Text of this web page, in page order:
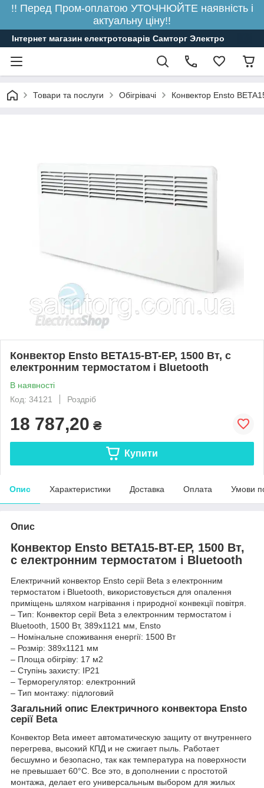
!! Перед Пром-оплатою УТОЧНЮЙТЕ наявність і
актуальну ціну!!
Інтернет магазин електротоварів Самторг Электро
Товари та послуги Обігрівачі Конвектор Ensto
Конвектор Ensto BETA15-BT-EP, 1500 Вт, c
електронним термостатом і Bluetooth
В наявності
Код: 34121
Роздріб
18 787,20 ₴
Купити
Опис Характеристики Доставка Оплата Умови
Опис
Конвектор Ensto BETA15-BT-EP, 1500 Вт,
c електронним термостатом і Bluetooth
Електричний конвектор Ensto серії Beta з електронним
термостатом і Bluetooth, використовується для опалення
приміщень шляхом нагрівання і природної конвекції повітря.
– Тип: Конвектор серії Beta з електронним термостатом і
Bluetooth, 1500 Вт, 389х1121 мм, Ensto
– Номінальне споживання енергії: 1500 Вт
– Розмір: 389х1121 мм
– Площа обігріву: 17 м2
– Ступінь захисту: ІР21
– Терморегулятор: електронний
– Тип монтажу: підлоговий
Загальний опис Електричного конвектора Ensto
серії Beta
Конвектор Beta имеет автоматическую защиту от внутреннего
перегрева, высокий КПД и не сжигает пыль. Работает
бесшумно и безопасно, так как температура на поверхности
не превышает 60°С. Все это, в дополнении с простотой
монтажа, делает его универсальным выбором для жилых